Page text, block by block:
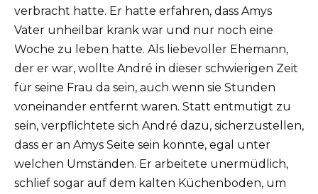
verbracht hatte. Er hatte erfahren, dass Amys
Vater unheilbar krank war und nur noch eine
Woche zu leben hatte. Als liebevoller Ehemann,
der er war, wollte André in dieser schwierigen Zeit
für seine Frau da sein, auch wenn sie Stunden
voneinander entfernt waren. Statt entmutigt zu
sein, verpflichtete sich André dazu, sicherzustellen,
dass er an Amys Seite sein konnte, egal unter
welchen Umständen. Er arbeitete unermüdlich,
schlief sogar auf dem kalten Küchenboden, um